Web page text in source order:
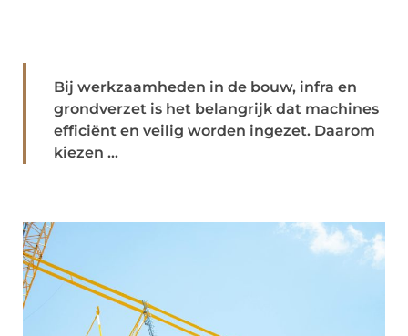
Bij werkzaamheden in de bouw, infra en
grondverzet is het belangrijk dat machines
efficiënt en veilig worden ingezet. Daarom
kiezen ...